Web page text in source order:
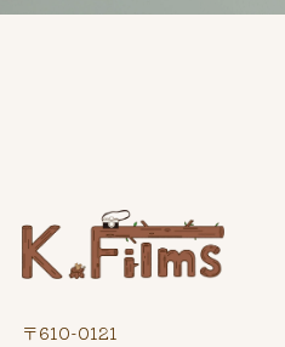
〒610-0121